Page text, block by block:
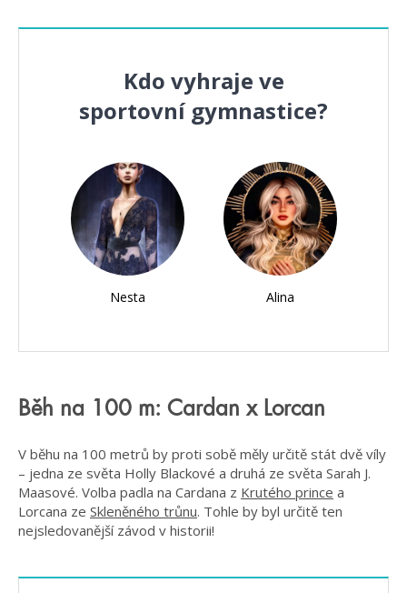
Kdo vyhraje ve
sportovní gymnastice?
Nesta Alina
Běh na 100 m: Cardan x Lorcan
V běhu na 100 metrů by proti sobě měly určitě stát dvě víly
– jedna ze světa Holly Blackové a druhá ze světa Sarah J.
Maasové. Volba padla na Cardana z Krutého prince a
Lorcana ze Skleněného trůnu. Tohle by byl určitě ten
nejsledovanější závod v historii!